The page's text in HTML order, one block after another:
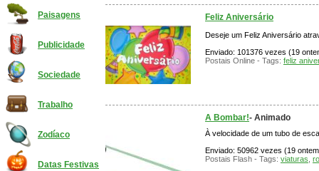
Paisagens
Publicidade
Sociedade
Trabalho
Zodíaco
Datas Festivas
Feliz Aniversário
Deseje um Feliz Aniversário
Enviado: 101376 vezes (19
Postais Online - Tags: feliz
A Bombar!- Animado
À velocidade de um tubo de
Enviado: 50962 vezes (19
Postais Flash - Tags: viaturas